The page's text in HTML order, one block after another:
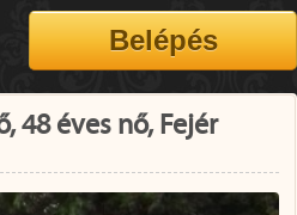
48 éves nő, Fejér